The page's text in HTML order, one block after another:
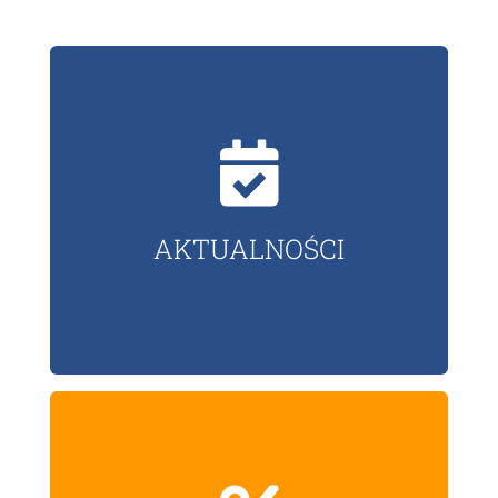
AKTUALNOŚCI
Przeczytaj o najnowszych
wydarzeniach naszej sieci! Zasięgnij
informacji branżowych z pierwszej
ręki! Bądź na bieżąco z tym, co się
GAZETKI I OFERTY